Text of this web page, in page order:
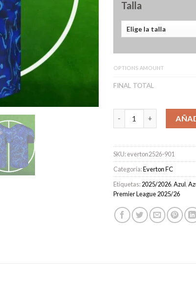
Talla
OPTIONS AMOUNT
FINAL TOTAL
Camiseta Pre-Partido
SKU:everton2526-901
Categoría:Everton FC
Etiquetas:2025/2026,Azul,
Premier League 2025/26